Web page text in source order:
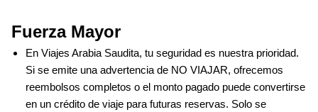
Fuerza Mayor
En Viajes Arabia Saudita, tu seguridad es nuestra prioridad.
Si se emite una advertencia de NO VIAJAR, ofrecemos
reembolsos completos o el monto pagado puede convertirse
en un crédito de viaje para futuras reservas. Solo se